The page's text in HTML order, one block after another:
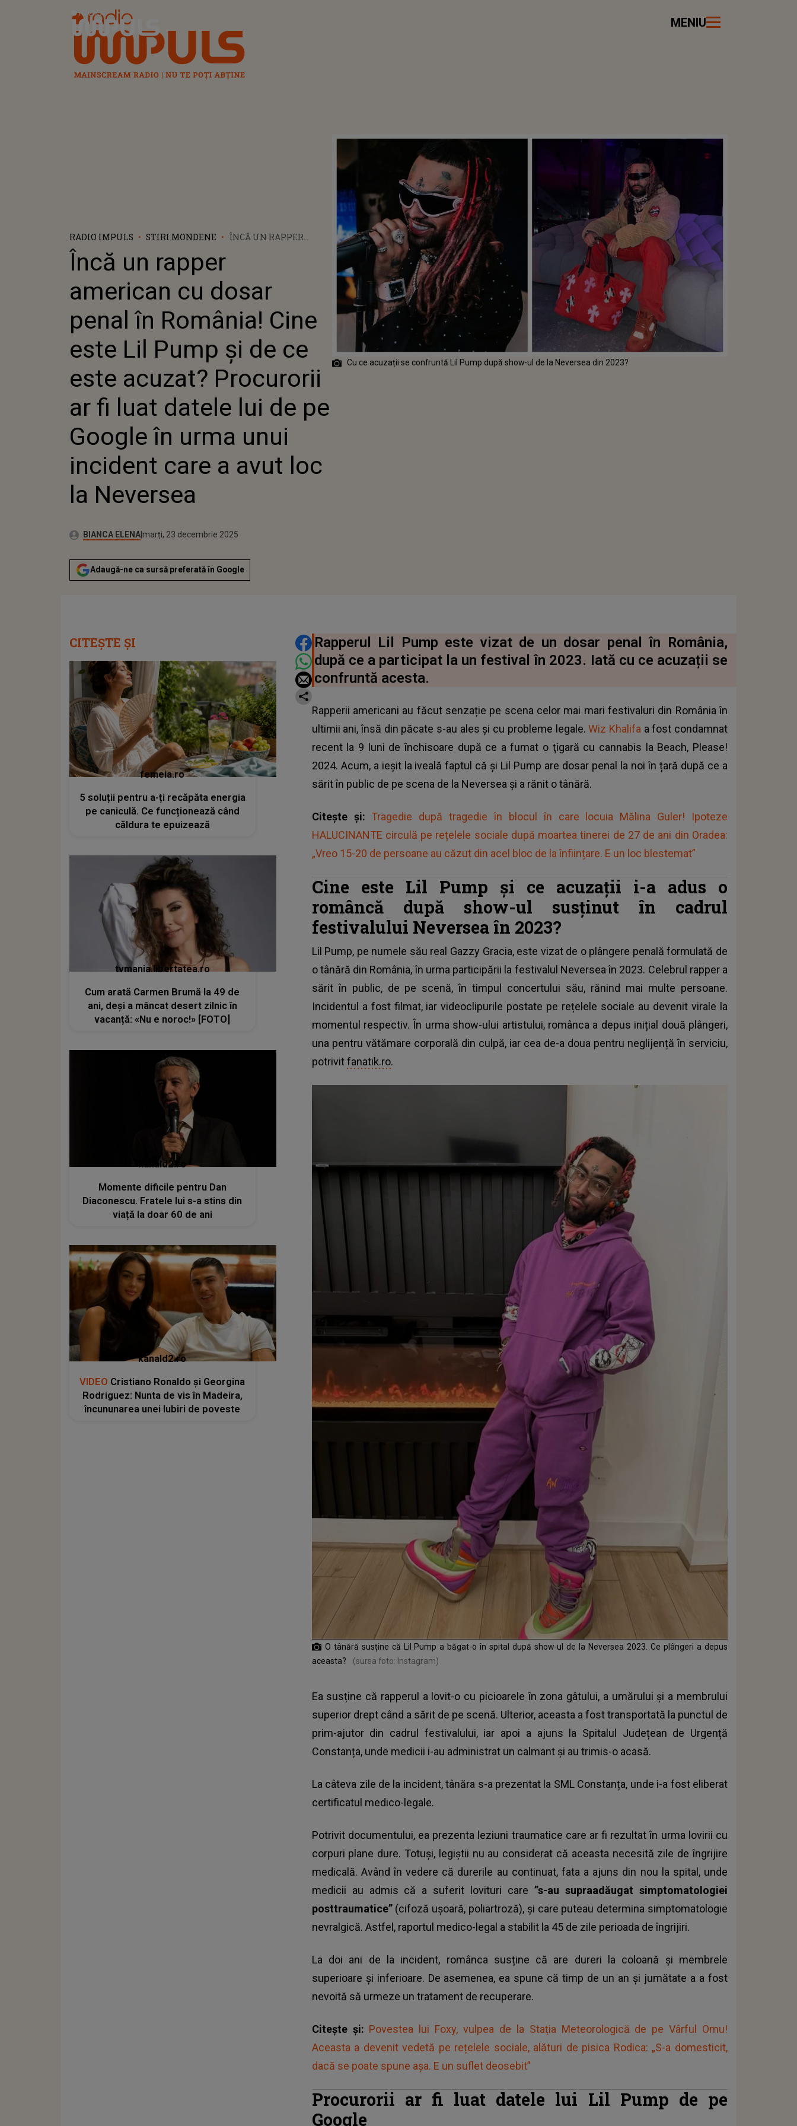
Radio Impuls MENIU
RADIO IMPULS STIRI MONDENE
ÎNCĂ UN RAPPER
DE CE ESTE ACUZAT?
PROCURORII AR FI
GOOGLE ÎN URMA UNUI
INCIDENT CARE A AVUT
LOC LA NEVERSEA
Încă un rapper
american cu dosar
penal în România! Cine
este Lil Pump și de ce
este acuzat? Procurorii
ar fi luat datele lui de pe
Google în urma unui
incident care a avut loc
la Neversea
Autor:BIANCA ELENAPublicat:
marți, 23 decembrie 2025
Actualizat:
marți, 23 decembrie 2025
Adaugă-ne ca sursă preferată în Google
Cu ce acuzații se confruntă Lil Pump după show-ul de la Neversea din 2023?
DISTRIBUIE ARTICOLUL
Rapperul Lil Pump este vizat de un dosar penal în România,
după ce a participat la un festival în 2023. Iată cu ce acuzații se
confruntă acesta.
Rapperii americani au făcut senzație pe scena celor mai mari festivaluri din România în
ultimii ani, însă din păcate s-au ales și cu probleme legale.Wiz Khalifa a fost condamnat
recent la 9 luni de închisoare după ce a fumat o ţigară cu cannabis la Beach, Please!
2024. Acum, a ieșit la iveală faptul că și Lil Pump are dosar penal la noi în țară după ce a
sărit în public de pe scena de la Neversea și a rănit o tânără.
Citește și: Tragedie după tragedie în blocul în care locuia Mălina Guler! Ipoteze
HALUCINANTE circulă pe rețelele sociale după moartea tinerei de 27 de ani din Oradea:
„Vreo 15-20 de persoane au căzut din acel bloc de la înființare. E un loc blestemat”
Cine este Lil Pump și ce acuzații i-a adus o
româncă după show-ul susținut în cadrul
festivalului Neversea în 2023?
Lil Pump, pe numele său real Gazzy Gracia, este vizat de o plângere penală formulată de
o tânără din România, în urma participării la festivalul Neversea în 2023. Celebrul rapper a
sărit în public, de pe scenă, în timpul concertului său, rănind mai multe persoane.
Incidentul a fost filmat, iar videoclipurile postate pe rețelele sociale au devenit virale la
momentul respectiv. În urma show-ului artistului, românca a depus inițial două plângeri,
una pentru vătămare corporală din culpă, iar cea de-a doua pentru neglijență în serviciu,
potrivitfanatik.ro.
O tânără susține că Lil Pump a băgat-o în spital după show-ul de la Neversea 2023. Ce plângeri a depus
aceasta?
(sursa foto: Instagram)
Ea susține că rapperul a lovit-o cu picioarele în zona gâtului, a umărului și a membrului
superior drept când a sărit de pe scenă. Ulterior, aceasta a fost transportată la punctul de
prim-ajutor din cadrul festivalului, iar apoi a ajuns la Spitalul Județean de Urgență
Constanța, unde medicii i-au administrat un calmant și au trimis-o acasă.
La câteva zile de la incident, tânăra s-a prezentat la SML Constanța, unde i-a fost eliberat
certificatul medico-legale.
Potrivit documentului, ea prezenta leziuni traumatice care ar fi rezultat în urma lovirii cu
corpuri plane dure. Totuși, legiștii nu au considerat că aceasta necesită zile de îngrijire
medicală. Având în vedere că durerile au continuat, fata a ajuns din nou la spital, unde
medicii au admis că a suferit lovituri care”s-au supraadăugat simptomatologiei
posttraumatice” (cifoză ușoară, poliartroză), și care puteau determina simptomatologie
nevralgică. Astfel, raportul medico-legal a stabilit la 45 de zile perioada de îngrijiri.
La doi ani de la incident, românca susține că are dureri la coloană și membrele
superioare și inferioare. De asemenea, ea spune că timp de un an și jumătate a a fost
nevoită să urmeze un tratament de recuperare.
Citește și: Povestea lui Foxy, vulpea de la Stația Meteorologică de pe Vârful Omu!
Aceasta a devenit vedetă pe rețelele sociale, alături de pisica Rodica: „S-a domesticit,
dacă se poate spune așa. E un suflet deosebit”
Procurorii ar fi luat datele lui Lil Pump de pe
Google
CITEȘTE ȘI
femeia.ro
5 soluții pentru a-ți recăpăta energia
pe caniculă. Ce funcționează când
căldura te epuizează
tvmania.libertatea.ro
Cum arată Carmen Brumă la 49 de
ani, deși a mâncat desert zilnic în
vacanță: «Nu e noroc!» [FOTO]
kanald2.ro
Momente dificile pentru Dan
Diaconescu. Fratele lui s-a stins din
viață la doar 60 de ani
kanald2.ro
VIDEO Cristiano Ronaldo și Georgina
Rodriguez: Nunta de vis în Madeira,
încununarea unei Iubiri de poveste